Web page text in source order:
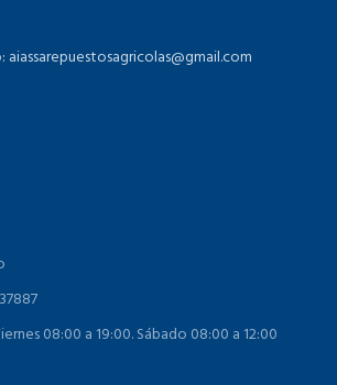
08:00 a 19:00. Sábado 08:00 a 12:00